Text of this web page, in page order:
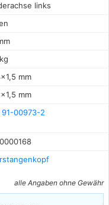
links
mm
mm
91-00973-2
alle Angaben ohne Gewähr